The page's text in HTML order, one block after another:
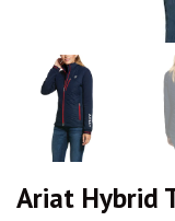
Ariat Hybrid